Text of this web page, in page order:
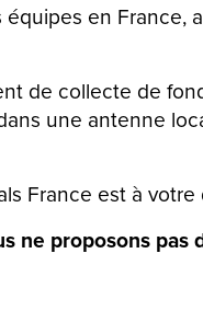
en
de collecte de
une antenne
France est à
ne proposons pas